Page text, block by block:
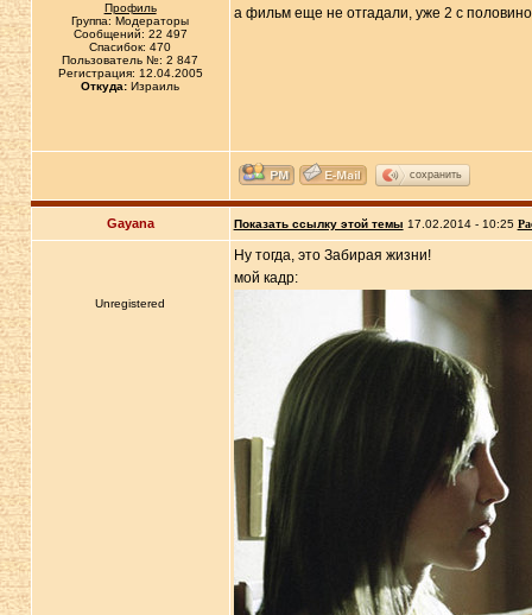
Профиль
Группа: Модераторы
Сообщений: 22 497
Спасибок: 470
Пользователь №: 2 847
Регистрация: 12.04.2005
Откуда: Израиль
а фильм еще не отгадали, уже 2 с
сохранить
Gayana Показать ссылку этой темы 17.02.2014 - 10:25
Unregistered
Ну тогда, это Забирая жизни!
мой кадр: